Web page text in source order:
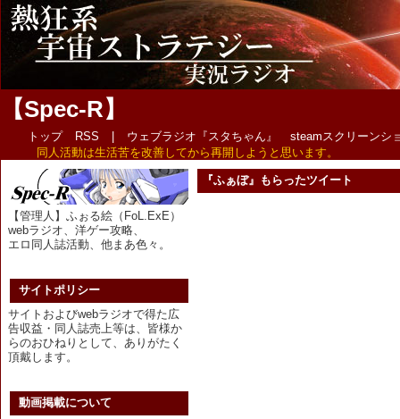
【Spec-R】
トップ RSS ウェブラジオ『スタちゃん』
steamスクリーンシ
同人活動は生活苦を改善してから再開しようと思います。
『ふぁぼ』もらったツイート
【管理人】ふぉる絵（FoL.ExE）
webラジオ、洋ゲー攻略、
エロ同人誌活動、他まあ色々。
サイトポリシー
サイトおよびwebラジオで得た広
告収益・同人誌売上等は、皆様か
らのおひねりとして、ありがたく
頂戴します。
動画掲載について